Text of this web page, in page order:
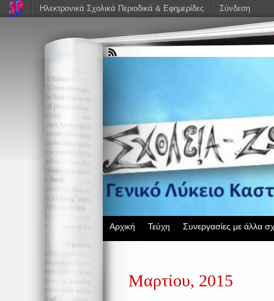
Αρχική Τεύχη Συνεργασίες με άλλα
Μαρτίου, 2015
Ηλεκτρονικά Σχολικά Περιοδικά & Εφημερίδες Σύνδεση